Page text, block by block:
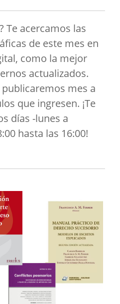
Te acercamos las
de este mes en
como la mejor
actualizados.
mes a
que ingresen. ¡Te
días -lunes a
hasta las 16:00!